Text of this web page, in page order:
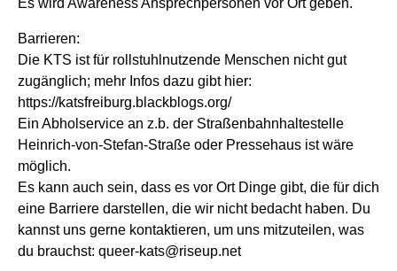
Barrieren:
Die KTS ist für rollstuhlnutzende Menschen nicht gut
zugänglich; mehr Infos dazu gibt hier:
https://katsfreiburg.blackblogs.org/
Ein Abholservice an z.b. der Straßenbahnhaltestelle
Heinrich-von-Stefan-Straße oder Pressehaus ist wäre
möglich.
Es kann auch sein, dass es vor Ort Dinge gibt, die für dich
eine Barriere darstellen, die wir nicht bedacht haben. Du
kannst uns gerne kontaktieren, um uns mitzuteilen, was
du brauchst: queer-kats@riseup.net